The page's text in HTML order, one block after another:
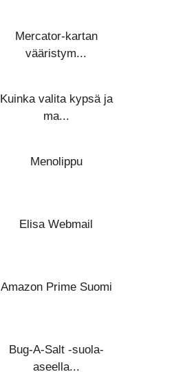
Mercator-kartan
vääristym...
Kuinka valita kypsä ja
ma...
Menolippu
Elisa Webmail
Amazon Prime Suomi
Bug-A-Salt -suola-
aseella...